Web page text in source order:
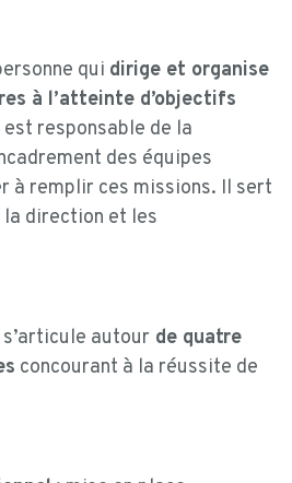
qui dirige et organise
à l’atteinte d’objectifs
est responsable de la
des équipes
à remplir ces missions. Il sert
direction et les
autour de quatre
concourant à la réussite de